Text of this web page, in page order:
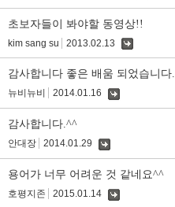
초보자들이 봐야할 동영상!!
kim sang su 2013.02.13
글
감사합니다 좋은 배움 되었습니다.
뉴비뉴비 2014.01.16
감사합니다.^^
안대장 2014.01.29
용어가 너무 어려운 것 같네요^^
호평지존 2015.01.14